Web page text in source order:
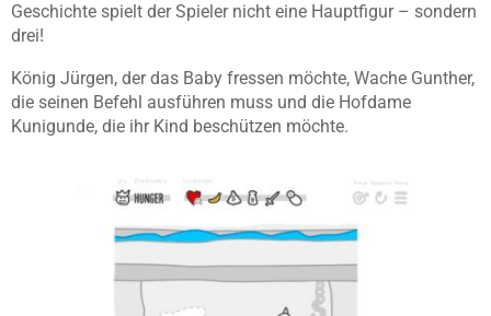
Geschichte spielt der Spieler nicht eine Hauptfigur – sondern
drei!
König Jürgen, der das Baby fressen möchte, Wache Gunther,
die seinen Befehl ausführen muss und die Hofdame
Kunigunde, die ihr Kind beschützen möchte.